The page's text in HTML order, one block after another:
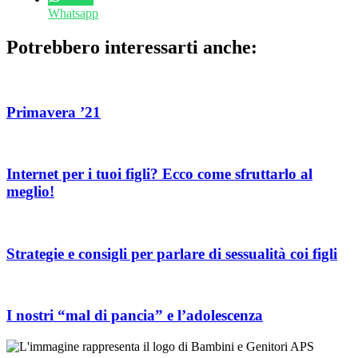
Whatsapp
Potrebbero interessarti anche:
Primavera ’21
Internet per i tuoi figli? Ecco come sfruttarlo al
meglio!
Strategie e consigli per parlare di sessualità coi figli
I nostri “mal di pancia” e l’adolescenza